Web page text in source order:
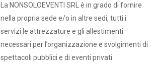
La NONSOLOEVENTI SRL è in grado di fornire
nella propria sede e/o in altre sedi, tutti i
servizi le attrezzature e gli allestimenti
necessari per l’organizzazione e svolgimenti di
spettacoli pubblici e di eventi privati